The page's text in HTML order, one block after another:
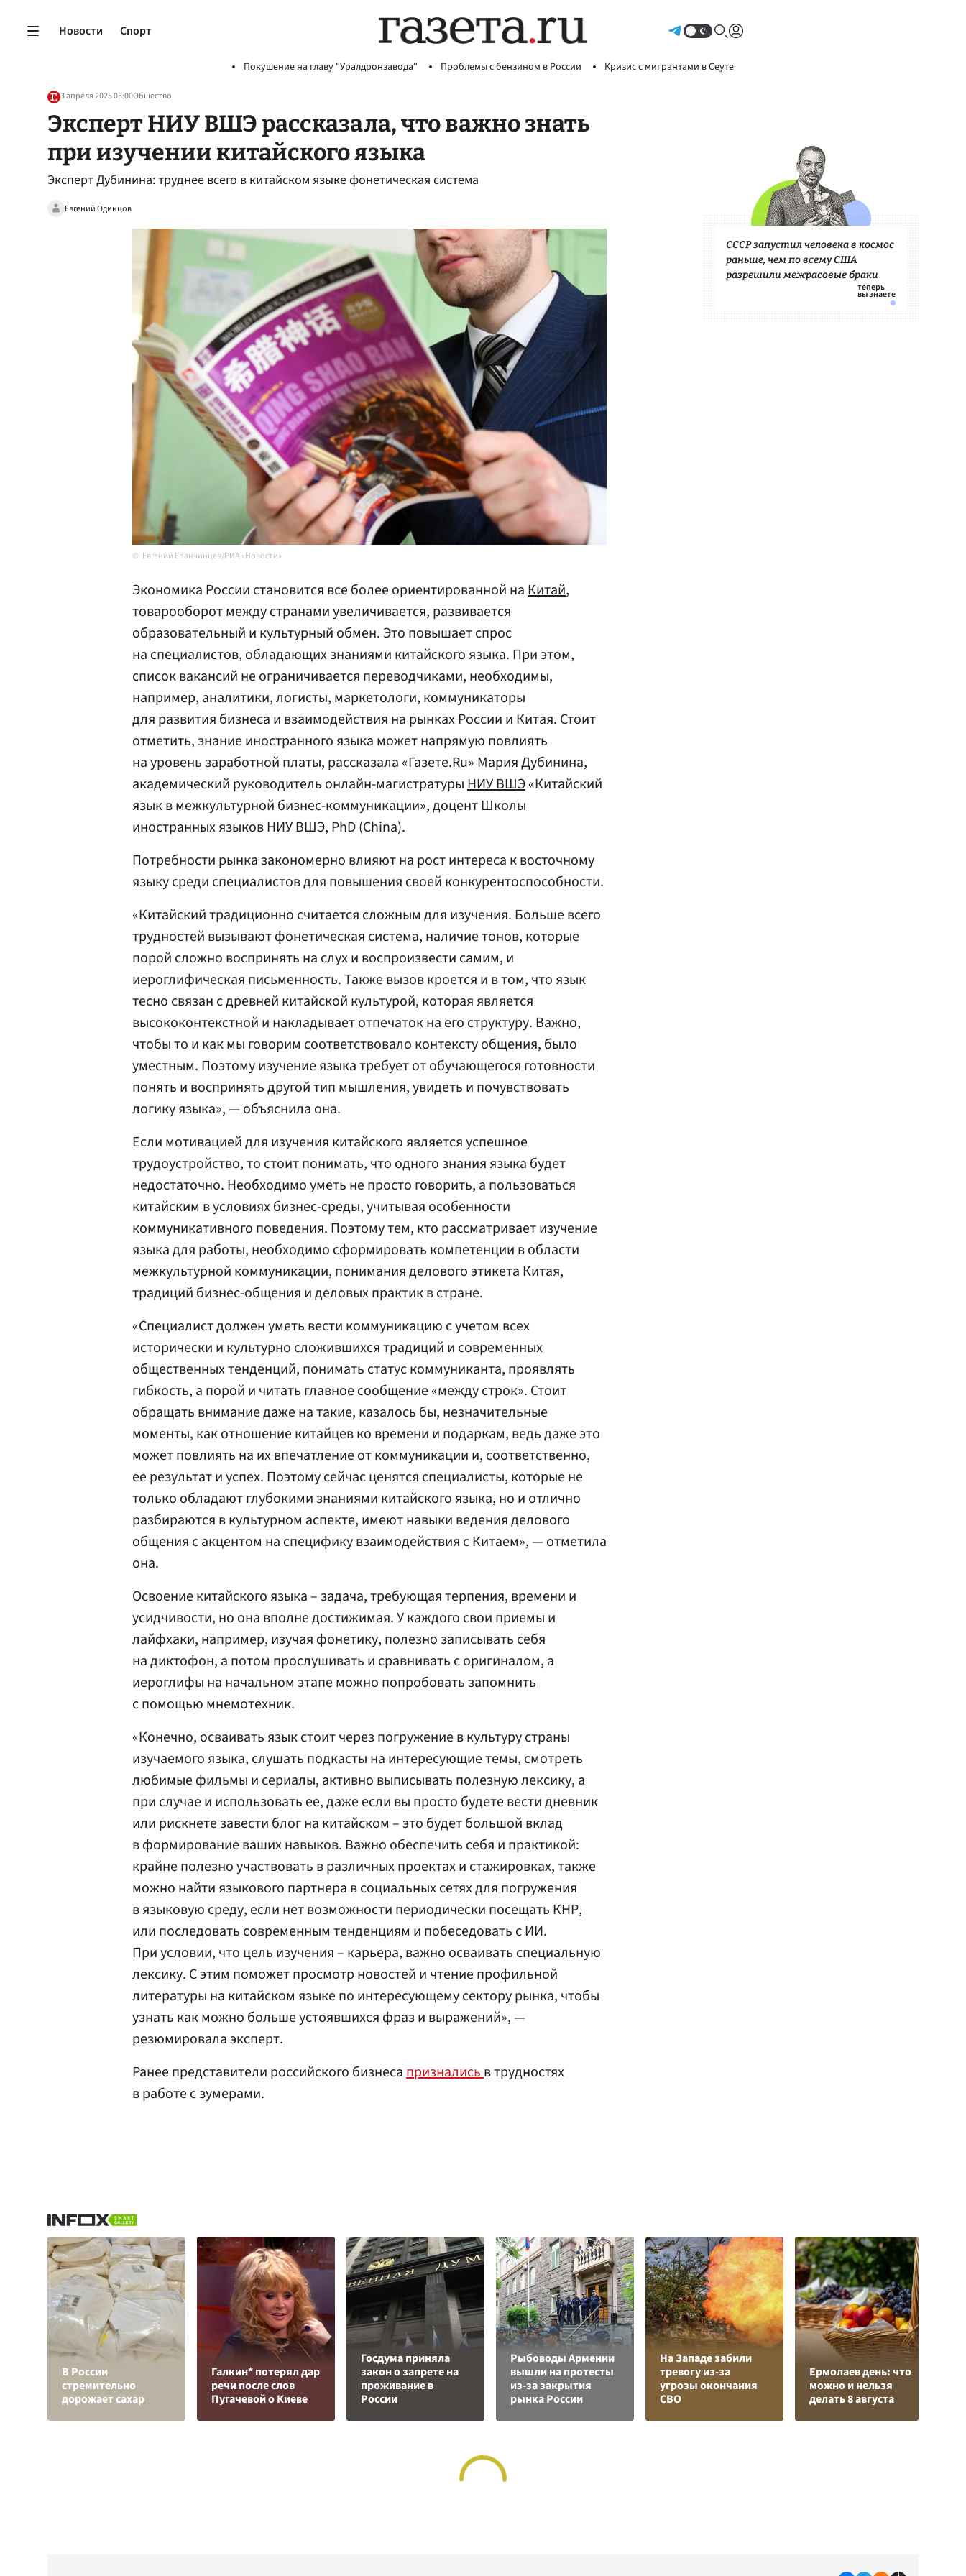
Новости Спорт
Покушение на главу "Уралдронзавода" Проблемы с бензином в России Кризис с мигрантами в Сеуте
3 апреля 2025 03:00Общество
Эксперт НИУ ВШЭ рассказала, что важно знать
при изучении китайского языка
Эксперт Дубинина: труднее всего в китайском языке фонетическая система
Евгений Одинцов
Евгений Епанчинцев/РИА «Новости»
Экономика России становится все более ориентированной наКитай,
товарооборот между странами увеличивается, развивается
образовательный и культурный обмен. Это повышает спрос
на специалистов, обладающих знаниями китайского языка. При этом,
список вакансий не ограничивается переводчиками, необходимы,
например, аналитики, логисты, маркетологи, коммуникаторы
для развития бизнеса и взаимодействия на рынках России и Китая. Стоит
отметить, знание иностранного языка может напрямую повлиять
на уровень заработной платы, рассказала «Газете.Ru» Мария Дубинина,
академический руководитель онлайн-магистратурыНИУ ВШЭ«Китайский
язык в межкультурной бизнес-коммуникации», доцент Школы
иностранных языков НИУ ВШЭ, PhD (China).
Потребности рынка закономерно влияют на рост интереса к восточному
языку среди специалистов для повышения своей конкурентоспособности.
«Китайский традиционно считается сложным для изучения. Больше всего
трудностей вызывают фонетическая система, наличие тонов, которые
порой сложно воспринять на слух и воспроизвести самим, и
иероглифическая письменность. Также вызов кроется и в том, что язык
тесно связан с древней китайской культурой, которая является
высококонтекстной и накладывает отпечаток на его структуру. Важно,
чтобы то и как мы говорим соответствовало контексту общения, было
уместным. Поэтому изучение языка требует от обучающегося готовности
понять и воспринять другой тип мышления, увидеть и почувствовать
логику языка», — объяснила она.
Если мотивацией для изучения китайского является успешное
трудоустройство, то стоит понимать, что одного знания языка будет
недостаточно. Необходимо уметь не просто говорить, а пользоваться
китайским в условиях бизнес-среды, учитывая особенности
коммуникативного поведения. Поэтому тем, кто рассматривает изучение
языка для работы, необходимо сформировать компетенции в области
межкультурной коммуникации, понимания делового этикета Китая,
традиций бизнес-общения и деловых практик в стране.
«Специалист должен уметь вести коммуникацию с учетом всех
исторически и культурно сложившихся традиций и современных
общественных тенденций, понимать статус коммуниканта, проявлять
гибкость, а порой и читать главное сообщение «между строк». Стоит
обращать внимание даже на такие, казалось бы, незначительные
моменты, как отношение китайцев ко времени и подаркам, ведь даже это
может повлиять на их впечатление от коммуникации и, соответственно,
ее результат и успех. Поэтому сейчас ценятся специалисты, которые не
только обладают глубокими знаниями китайского языка, но и отлично
разбираются в культурном аспекте, имеют навыки ведения делового
общения с акцентом на специфику взаимодействия с Китаем», — отметила
она.
Освоение китайского языка – задача, требующая терпения, времени и
усидчивости, но она вполне достижимая. У каждого свои приемы и
лайфхаки, например, изучая фонетику, полезно записывать себя
на диктофон, а потом прослушивать и сравнивать с оригиналом, а
иероглифы на начальном этапе можно попробовать запомнить
с помощью мнемотехник.
«Конечно, осваивать язык стоит через погружение в культуру страны
изучаемого языка, слушать подкасты на интересующие темы, смотреть
любимые фильмы и сериалы, активно выписывать полезную лексику, а
при случае и использовать ее, даже если вы просто будете вести дневник
или рискнете завести блог на китайском – это будет большой вклад
в формирование ваших навыков. Важно обеспечить себя и практикой:
крайне полезно участвовать в различных проектах и стажировках, также
можно найти языкового партнера в социальных сетях для погружения
в языковую среду, если нет возможности периодически посещать КНР,
или последовать современным тенденциям и побеседовать с ИИ.
При условии, что цель изучения – карьера, важно осваивать специальную
лексику. С этим поможет просмотр новостей и чтение профильной
литературы на китайском языке по интересующему сектору рынка, чтобы
узнать как можно больше устоявшихся фраз и выражений», —
резюмировала эксперт.
Ранее представители российского бизнесапризналисьв трудностях
в работе с зумерами.
СССР запустил человека в космос
раньше, чем по всему США
разрешили межрасовые браки
В России
стремительно
дорожает сахар
Галкин* потерял дар
речи после слов
Пугачевой о Киеве
Госдума приняла
закон о запрете на
проживание в
России
Рыбоводы Армении
вышли на протесты
из-за закрытия
рынка России
На Западе забили
тревогу из-за
угрозы окончания
СВО
Ермолаев день: что
можно и нельзя
делать 8 августа